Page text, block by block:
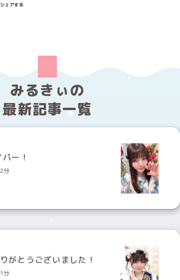
シェアする
みるきぃの
最新記事一覧
ー！
分
とうございました！
分